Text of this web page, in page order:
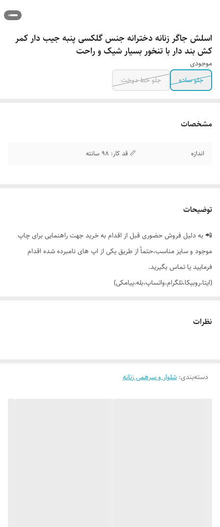
اسلش جاگر زنانه دخترانه جنس گلکسی پنبه جیب دار کمر
کش بند دار با تنخور بسیار شیک و راحت
موجودی
جلو ساده
جلو خط دوخت
مشخصات
اندازه 📏 قد کار: 98 سانته
توضیحات
📲 به دلیل فروش حضوری قبل از اقدام به خرید جهت راهنمایی برای چاپ
موجود و سایز مناسب،حتماً از طریق یکی از اپ های نامبرده شده اقدام
فرمایید یا تماس بگیرید.
(ایتا،روبیکا،تلگرام،واتساپ،بله،پیامکی)
جلو خط دوخت،چاپ نایک
نظرات
دسته‌بندی: شلوار و سرهمی زنانه